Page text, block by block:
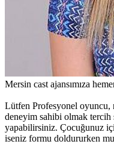
Mersin cast ajansımıza
Lütfen Profesyonel oyuncu,
deneyim sahibi olmak tercih
yapabilirsiniz. Çocuğunuz
iseniz formu doldururken